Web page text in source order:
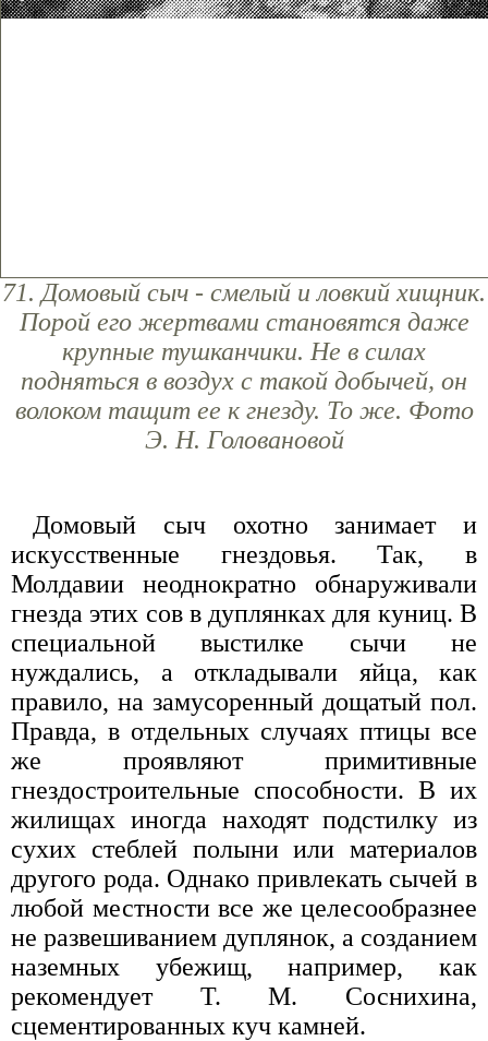
71. Домовый сыч - смелый и ловкий хищник.
Порой его жертвами становятся даже
крупные тушканчики. Не в силах
подняться в воздух с такой добычей, он
волоком тащит ее к гнезду. То же. Фото
Э. Н. Головановой
Домовый сыч охотно занимает и
искусственные гнездовья. Так, в
Молдавии неоднократно обнаруживали
гнезда этих сов в дуплянках для куниц. В
специальной выстилке сычи не
нуждались, а откладывали яйца, как
правило, на замусоренный дощатый пол.
Правда, в отдельных случаях птицы все
же проявляют примитивные
гнездостроительные способности. В их
жилищах иногда находят подстилку из
сухих стеблей полыни или материалов
другого рода. Однако привлекать сычей в
любой местности все же целесообразнее
не развешиванием дуплянок, а созданием
наземных убежищ, например, как
рекомендует Т. М. Соснихина,
сцементированных куч камней.